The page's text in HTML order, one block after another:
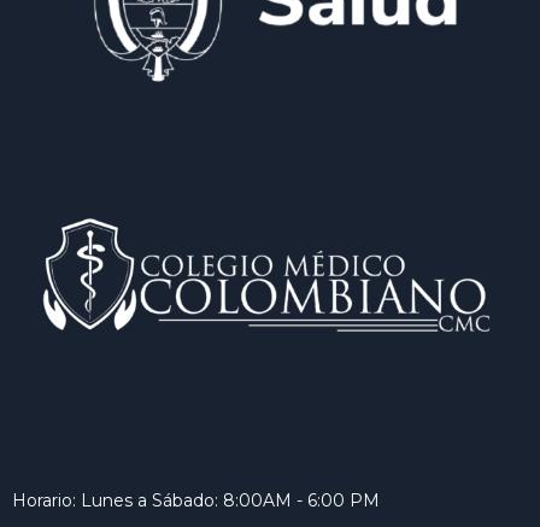
Horario: Lunes a Sábado: 8:00AM - 6:00 PM